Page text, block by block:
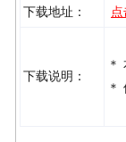
下载地址：
下载说明：
＊
＊